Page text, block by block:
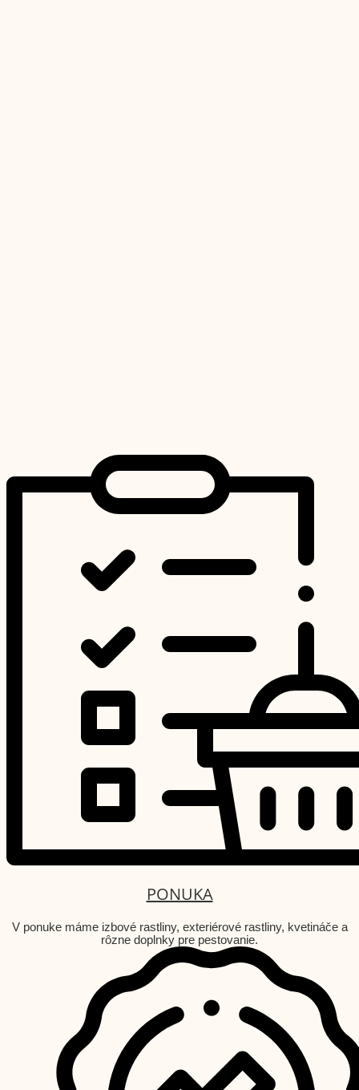
PONUKA
V ponuke máme izbové rastliny, exteriérové rastliny, kvetináče a
rôzne doplnky pre pestovanie.